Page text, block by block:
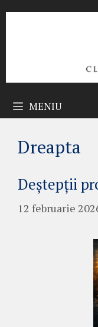
MENIU
Dreapta
Deștepții
12 februarie